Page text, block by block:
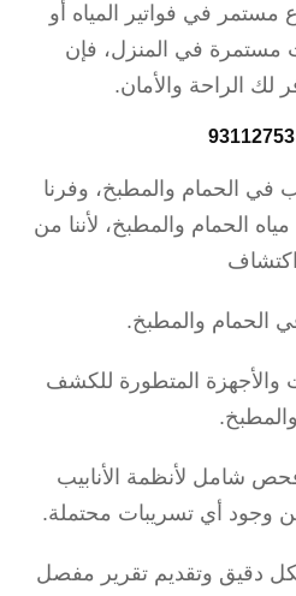
في فواتير المياه أو
في المنزل، فإن
لك الراحة والأمان.
في الحمام والمطبخ، وفرنا
الحمام والمطبخ، لأننا من
الحمام والمطبخ.
والأجهزة المتطورة للكشف
شامل لأنظمة الأنابيب
وجود أي تسريبات محتملة.
دقيق وتقديم تقرير مفصل